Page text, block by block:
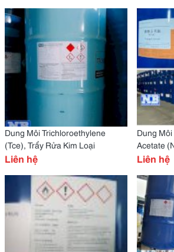
Dung Môi Trichloroethylene
(Tce), Trẩy Rửa Kim Loại
Liên hệ
Dung
Acetate
Liên hệ